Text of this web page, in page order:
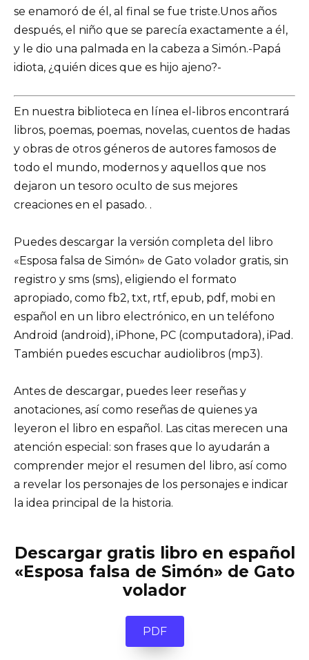
se enamoró de él, al final se fue triste.Unos años
después, el niño que se parecía exactamente a él,
y le dio una palmada en la cabeza a Simón.-Papá
idiota, ¿quién dices que es hijo ajeno?-
En nuestra biblioteca en línea el-libros encontrará
libros, poemas, poemas, novelas, cuentos de hadas
y obras de otros géneros de autores famosos de
todo el mundo, modernos y aquellos que nos
dejaron un tesoro oculto de sus mejores
creaciones en el pasado. .
Puedes descargar la versión completa del libro
«Esposa falsa de Simón» de Gato volador gratis, sin
registro y sms (sms), eligiendo el formato
apropiado, como fb2, txt, rtf, epub, pdf, mobi en
español en un libro electrónico, en un teléfono
Android (android), iPhone, PC (computadora), iPad.
También puedes escuchar audiolibros (mp3).
Antes de descargar, puedes leer reseñas y
anotaciones, así como reseñas de quienes ya
leyeron el libro en español. Las citas merecen una
atención especial: son frases que lo ayudarán a
comprender mejor el resumen del libro, así como
a revelar los personajes de los personajes e indicar
la idea principal de la historia.
Descargar gratis libro en español
«Esposa falsa de Simón» de Gato
volador
PDF